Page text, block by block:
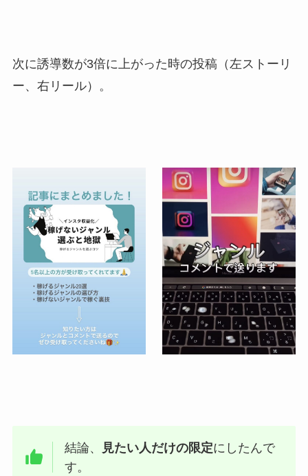
次に誘導数が3倍に上がった時の投稿（左ストーリ
ー、右リール）。
結論、 見たい人だけの限定にしたんで
す。